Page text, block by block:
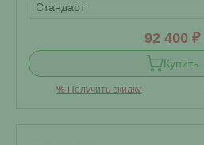
Стандарт
92 400 ₽
Купить
% Получить скидку